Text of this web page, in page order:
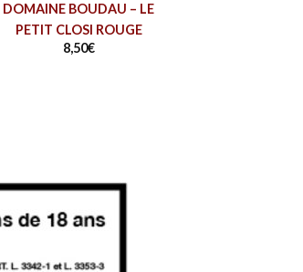
DOMAINE BOUDAU – LE
PETIT CLOSI ROUGE
8,50€